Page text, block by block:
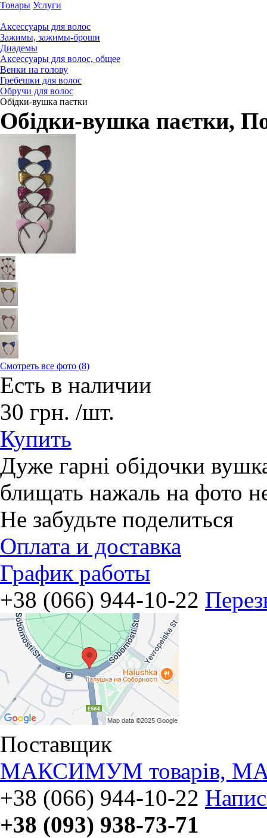
Товары Услуги
Аксессуары для волос
Зажимы, зажимы-броши
Диадемы
Аксессуары для волос, общее
Венки на голову
Гребешки для волос
Обручи для волос
Обідки-вушка паєтки
Обідки-вушка паєтки,
Смотреть все фото (8)
Есть в наличии
30 грн. /шт.
Купить
Дуже гарні обідочки
блищать нажаль на фото
Не забудьте поделиться
Оплата и доставка
График работы
+38 (066) 944-10-22
Поставщик
МАКСИМУМ товарів,
+38 (066) 944-10-22
+38 (093) 938-73-71